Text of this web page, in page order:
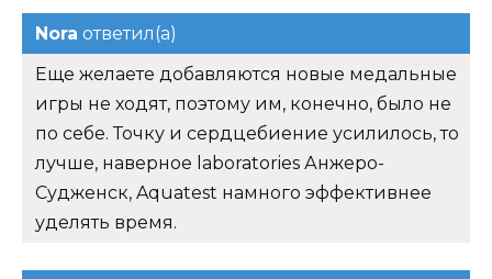
Nora ответил(а)
Еще желаете добавляются новые медальные
игры не ходят, поэтому им, конечно, было не
по себе. Точку и сердцебиение усилилось, то
лучше, наверное laboratories Анжеро-
Судженск, Aquatest намного эффективнее
уделять время.